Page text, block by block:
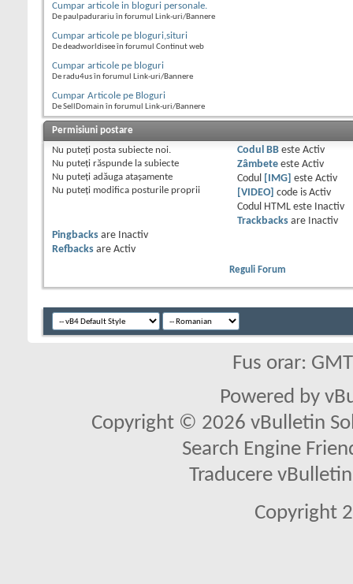
Cumpar articole in bloguri personale.
De paulpadurariu în forumul Link-uri/Bannere
Cumpar articole pe bloguri,situri
De deadworldisee în forumul Continut web
Cumpar articole pe bloguri
De radu4us în forumul Link-uri/Bannere
Cumpar Articole pe Bloguri
De SellDomain în forumul Link-uri/Bannere
Permisiuni postare
Nu puteţi posta subiecte noi.
Nu puteţi răspunde la subiecte
Nu puteţi adăuga ataşamente
Nu puteţi modifica posturile proprii
Codul BBeste Activ
Zâmbeteeste Activ
Codul
[IMG] este Activ
[VIDEO]
code is Activ
Codul HTML este
Inactiv
Trackbacksare
Inactiv
Pingbacks are
Inactiv
Refbacks are Activ
Reguli Forum
Fus orar:
Powered by
Copyright © 2026 vBulletin
Search Engine
Traducere
Copyright